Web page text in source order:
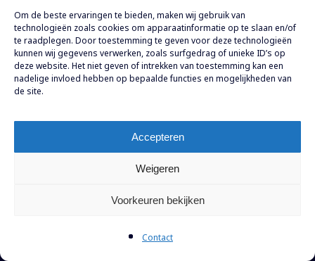
Om de beste ervaringen te bieden, maken wij gebruik van
technologieën zoals cookies om apparaatinformatie op te slaan en/of
te raadplegen. Door toestemming te geven voor deze technologieën
kunnen wij gegevens verwerken, zoals surfgedrag of unieke ID’s op
deze website. Het niet geven of intrekken van toestemming kan een
nadelige invloed hebben op bepaalde functies en mogelijkheden van
de site.
Accepteren
Weigeren
Voorkeuren bekijken
Contact
Contact
WTC The Hague
Prinses Margrietplantsoen 77
2595 BR Den Haag
+31 (0)70 304 55 90
Severijn Hulshof Disclaimer